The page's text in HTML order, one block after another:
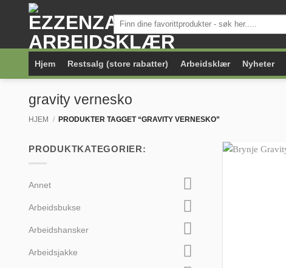
Søk
Hjem Restsalg (store rabatter) Arbeidsklær Nyheter
gravity vernesko
HJEM / PRODUKTER TAGGET “GRAVITY VERNESKO”
PRODUKTKATEGORIER:
Annet
Arbeidsbukse
Arbeidshansker
Arbeidsjakke